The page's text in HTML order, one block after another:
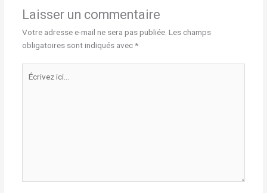
Laisser un commentaire
Votre adresse e-mail ne sera pas publiée. Les champs
obligatoires sont indiqués avec*
ici…